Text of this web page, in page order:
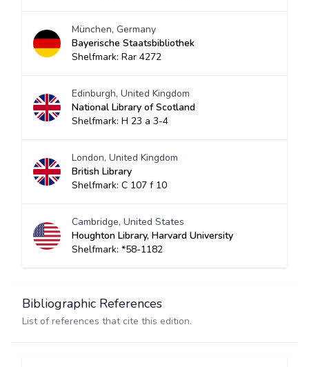
München, Germany
Bayerische Staatsbibliothek
Shelfmark: Rar 4272
Edinburgh, United Kingdom
National Library of Scotland
Shelfmark: H 23 a 3-4
London, United Kingdom
British Library
Shelfmark: C 107 f 10
Cambridge, United States
Houghton Library, Harvard University
Shelfmark: *58-1182
Bibliographic References
List of references that cite this edition.